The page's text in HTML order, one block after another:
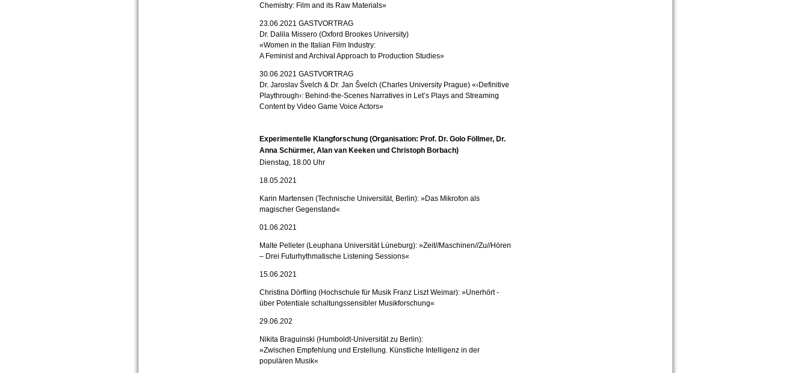
Chemistry: Film and its Raw Materials»
23.06.2021 GASTVORTRAG
Dr. Dalila Missero (Oxford Brookes University)
«Women in the Italian Film Industry:
A Feminist and Archival Approach to Production Studies»
30.06.2021 GASTVORTRAG
Dr. Jaroslav Švelch & Dr. Jan Švelch (Charles University Prague) «‹Definitive
Playthrough›: Behind-the-Scenes Narratives in Let’s Plays and Streaming
Content by Video Game Voice Actors»
Experimentelle Klangforschung (Organisation: Prof. Dr. Golo Föllmer, Dr.
Anna Schürmer, Alan van Keeken und Christoph Borbach)
Dienstag, 18.00 Uhr
18.05.2021
Karin Martensen (Technische Universität, Berlin): »Das Mikrofon als
magischer Gegenstand«
01.06.2021
Malte Pelleter (Leuphana Universität Lüneburg): »Zeit//Maschinen//Zu//Hören
– Drei Futurhythmatische Listening Sessions«
15.06.2021
Christina Dörfling (Hochschule für Musik Franz Liszt Weimar): »Unerhört-
über Potentiale schaltungssensibler Musikforschung«
29.06.202
Nikita Braguinski (Humboldt-Universität zu Berlin):
»Zwischen Empfehlung und Erstellung. Künstliche Intelligenz in der
populären Musik«